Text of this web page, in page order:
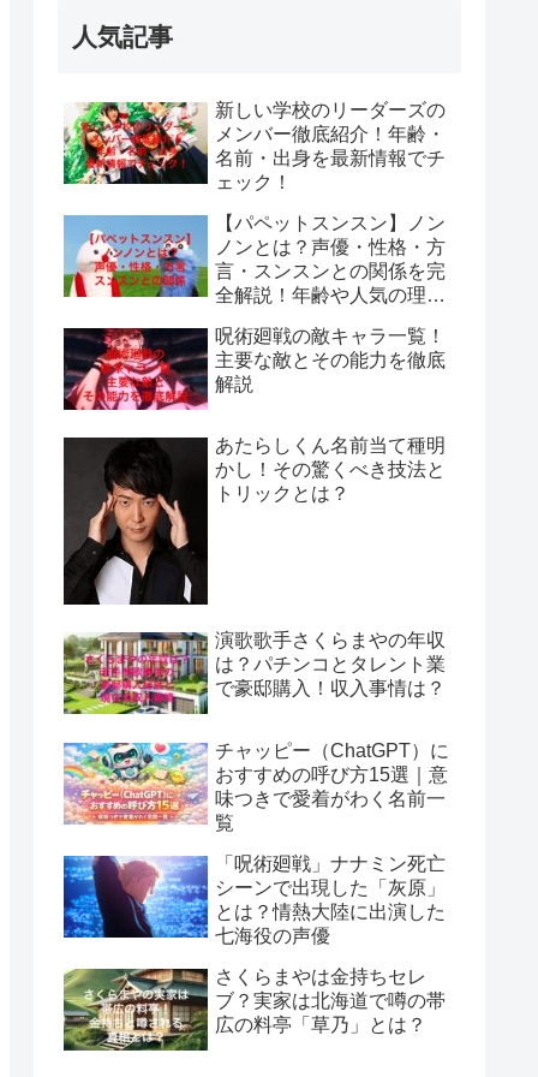
人気記事
新しい学校のリーダーズの
メンバー徹底紹介！年齢・
名前・出身を最新情報でチ
ェック！
【パペットスンスン】ノン
ノンとは？声優・性格・方
言・スンスンとの関係を完
全解説！年齢や人気の理由
呪術廻戦の敵キャラ一覧！
主要な敵とその能力を徹底
解説
あたらしくん名前当て種明
かし！その驚くべき技法と
トリックとは？
演歌歌手さくらまやの年収
は？パチンコとタレント業
で豪邸購入！収入事情は？
チャッピー（ChatGPT）に
おすすめの呼び方15選｜意
味つきで愛着がわく名前一
覧
「呪術廻戦」ナナミン死亡
シーンで出現した「灰原」
とは？情熱大陸に出演した
七海役の声優
さくらまやは金持ちセレ
ブ？実家は北海道で噂の帯
広の料亭「草乃」とは？